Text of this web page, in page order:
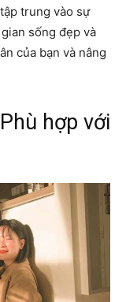
trung vào sự
sống đẹp và
của bạn và nâng
hợp với